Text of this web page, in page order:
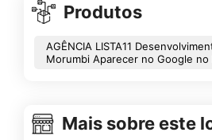
Produtos
AGÊNCIA LISTA11
Morumbi Aparecer no Google no
Mais sobre este